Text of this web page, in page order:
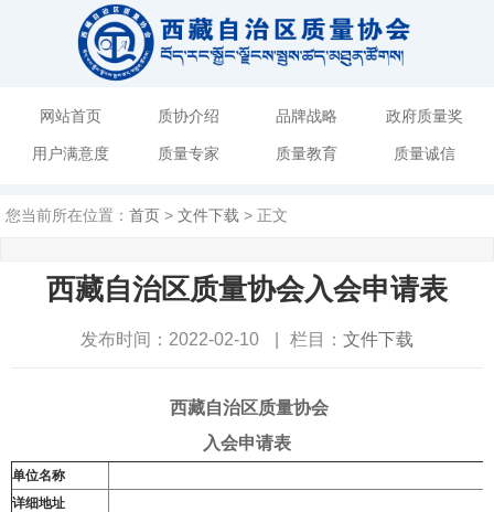
网站首页 质协介绍 品牌战略 政府质量奖
用户满意度 质量专家 质量教育 质量诚信
您当前所在位置： 首页 > 文件下载 > 正文
西藏自治区质量协会入会申请表
发布时间：2022-02-10 栏目： 文件下载
西藏自治区质量协会
入会申请表
单位名称
详细地址